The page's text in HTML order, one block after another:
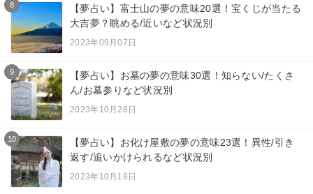
8
【夢占い】富士山の夢の意味20選！宝くじが当たる
大吉夢？眺める/近いなど状況別
2023年09月07日
9
【夢占い】お墓の夢の意味30選！知らない/たくさ
ん/お墓参りなど状況別
2023年10月28日
10
【夢占い】お化け屋敷の夢の意味23選！異性/引き
返す/追いかけられるなど状況別
2023年10月18日